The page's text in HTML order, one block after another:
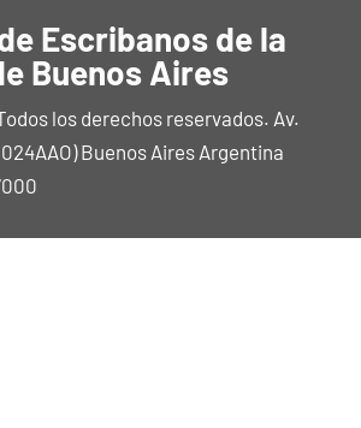
Escribanos de la
Buenos Aires
los derechos reservados. Av.
Buenos Aires Argentina